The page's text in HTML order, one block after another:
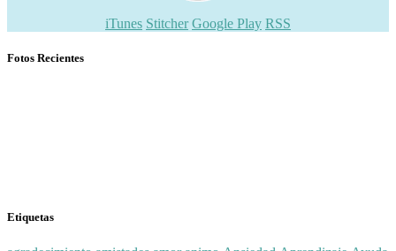
iTunes Stitcher Google Play RSS
Fotos Recientes
Etiquetas